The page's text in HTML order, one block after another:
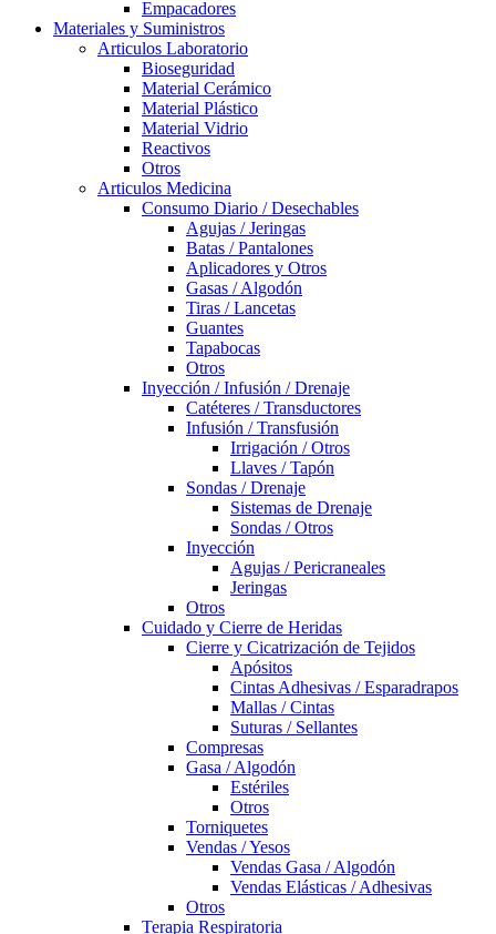
Empacadores
Materiales y Suministros
Articulos Laboratorio
Bioseguridad
Material Cerámico
Material Plástico
Material Vidrio
Reactivos
Otros
Articulos Medicina
Consumo Diario / Desechables
Agujas / Jeringas
Batas / Pantalones
Aplicadores y Otros
Gasas / Algodón
Tiras / Lancetas
Guantes
Tapabocas
Otros
Inyección / Infusión / Drenaje
Catéteres / Transductores
Infusión / Transfusión
Irrigación / Otros
Llaves / Tapón
Sondas / Drenaje
Sistemas de Drenaje
Sondas / Otros
Inyección
Agujas / Pericraneales
Jeringas
Otros
Cuidado y Cierre de Heridas
Cierre y Cicatrización de Tejidos
Apósitos
Cintas Adhesivas / Esparadrapos
Mallas / Cintas
Suturas / Sellantes
Compresas
Gasa / Algodón
Estériles
Otros
Torniquetes
Vendas / Yesos
Vendas Gasa / Algodón
Vendas Elásticas / Adhesivas
Otros
Terapia Respiratoria